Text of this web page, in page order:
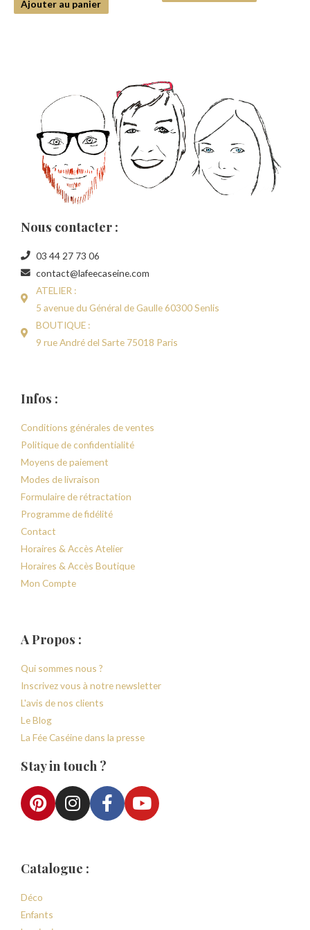
Ajouter au panier
Nous contacter :
03 44 27 73 06
contact@lafeecaseine.com
ATELIER :
5 avenue du Général de Gaulle 60300 Senlis
BOUTIQUE :
9 rue André del Sarte 75018 Paris
Infos :
Conditions générales de ventes
Politique de confidentialité
Moyens de paiement
Modes de livraison
Formulaire de rétractation
Programme de fidélité
Contact
Horaires & Accès Atelier
Horaires & Accès Boutique
Mon Compte
A Propos :
Qui sommes nous ?
Inscrivez vous à notre newsletter
L'avis de nos clients
Le Blog
La Fée Caséine dans la presse
Stay in touch ?
Catalogue :
Déco
Enfants